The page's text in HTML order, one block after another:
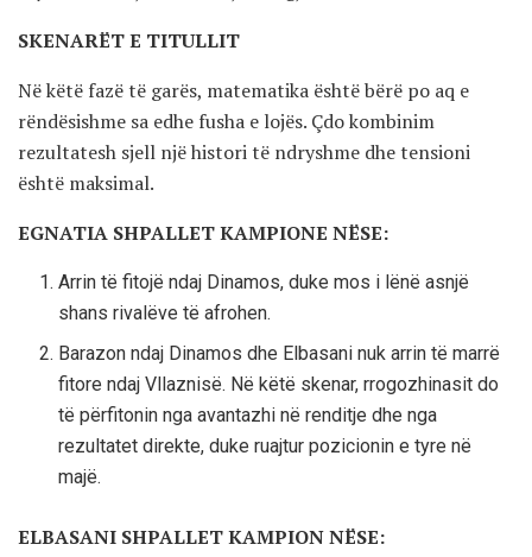
SKENARËT E TITULLIT
Në këtë fazë të garës, matematika është bërë po aq e
rëndësishme sa edhe fusha e lojës. Çdo kombinim
rezultatesh sjell një histori të ndryshme dhe tensioni
është maksimal.
EGNATIA SHPALLET KAMPIONE NËSE:
Arrin të fitojë ndaj Dinamos, duke mos i lënë asnjë
shans rivalëve të afrohen.
Barazon ndaj Dinamos dhe Elbasani nuk arrin të marrë
fitore ndaj Vllaznisë. Në këtë skenar, rrogozhinasit do
të përfitonin nga avantazhi në renditje dhe nga
rezultatet direkte, duke ruajtur pozicionin e tyre në
majë.
ELBASANI SHPALLET KAMPION NËSE: